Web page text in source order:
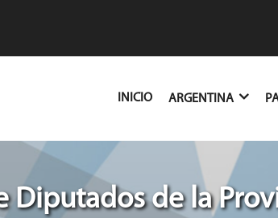
INICIO(CURRENT)
ARGENTINA
Diputados de la